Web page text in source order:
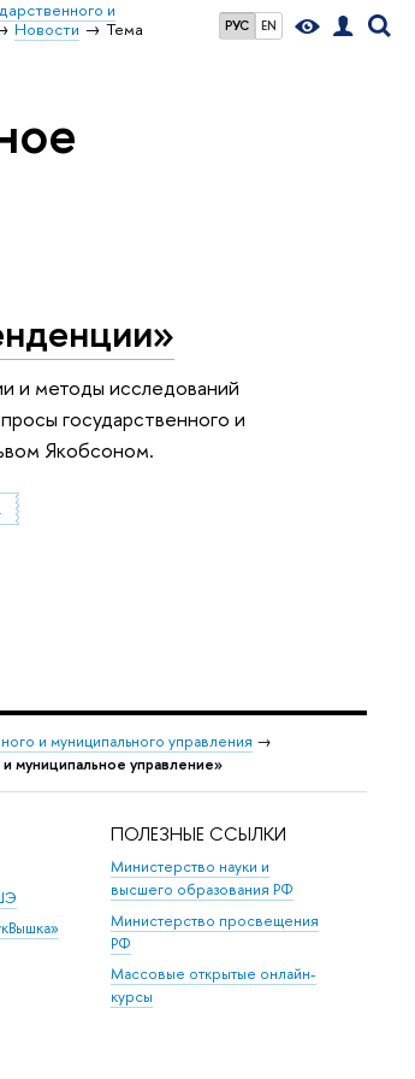
РУС EN
и
Новости
Тема
и методы исследований
государственного и
Якобсоном.
и муниципального управления →
муниципальное управление»
ПОЛЕЗНЫЕ ССЫЛКИ
Министерство науки и
высшего образования РФ
Министерство просвещения
РФ
Массовые открытые онлайн-
курсы